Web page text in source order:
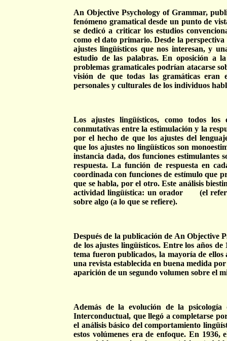
An Objective Psychology of Grammar,
fenómeno gramatical desde un punto de
se dedicó a criticar los estudios
como el dato primario. Desde la
ajustes lingüísticos que nos interesan, y
estudio de las palabras. En oposición a
problemas gramaticales podrían atacarse
visión de que todas las gramáticas eran
personales y culturales de los individuos
Los ajustes lingüísticos, como todos los
conmutativas entre la estimulación y la
por el hecho de que los ajustes del
que los ajustes no lingüísticos son
instancia dada, dos funciones estimulantes
respuesta. La función de respuesta en
coordinada con funciones de estímulo que
que se habla, por el otro. Este análisis
actividad lingüística: un orador
(el
sobre algo (a lo que se refiere).
Después de la publicación de An Objective
de los ajustes lingüísticos. Entre los años
tema fueron publicados, la mayoría de ellos
una revista establecida en buena medida
aparición de un segundo volumen sobre el
Además de la evolución de la
Interconductual, que llegó a completarse
el análisis básico del comportamiento
estos volúmenes era de enfoque. En